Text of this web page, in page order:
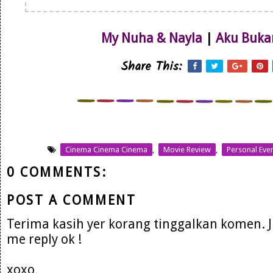
My Nuha & Nayla | Aku
Share This:
Cinema Cinema Cinema Movie Review Personal
0 COMMENTS:
POST A COMMENT
Terima kasih yer korang tinggalkan komen.
me reply ok !
xoxo,